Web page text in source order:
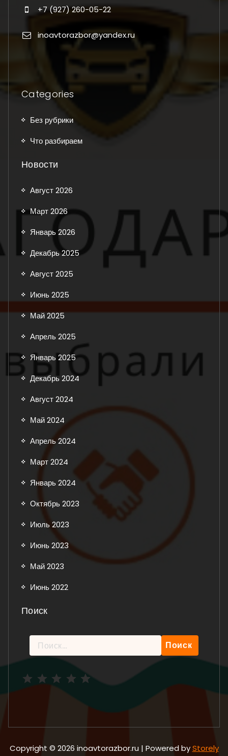
+7 (927) 260-05-22
inoavtorazbor@yandex.ru
Categories
Без рубрики
Что разбираем
Новости
Август 2026
Март 2026
Январь 2026
Декабрь 2025
Август 2025
Июнь 2025
Май 2025
Апрель 2025
Январь 2025
Декабрь 2024
Август 2024
Май 2024
Апрель 2024
Март 2024
Январь 2024
Октябрь 2023
Июль 2023
Июнь 2023
Май 2023
Июнь 2022
Поиск
Найти:
Copyright © 2026 inoavtorazbor.ru | Powered byStorely